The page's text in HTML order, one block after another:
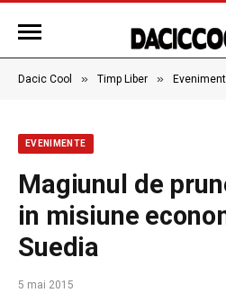
Dacic Cool » Timp Liber »
EVENIMENTE
Magiunul de
in misiune
Suedia
5 mai 2015